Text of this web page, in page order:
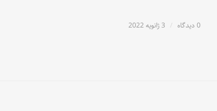
0 دیدگاه / 3 ژانویه 2022